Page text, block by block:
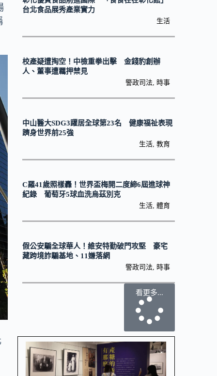
台北食品展秀產業實力
生活
校產疑遭掏空！中檢重拳出擊 金錢豹創辦
人、董事遭羈押禁見
警政司法, 時事
中山醫大SDG3躍居全球第23名 健康福祉表現
躋身世界前25強
生活, 教育
C羅41歲照樣轟！世界盃梅開二度締6屆進球神
紀錄 葡萄牙5球血洗烏茲別克
生活, 體育
假公安騙全球華人！維安特勤破門攻堅 豪宅
藏跨境詐騙基地、11嫌落網
警政司法, 時事
看更多...